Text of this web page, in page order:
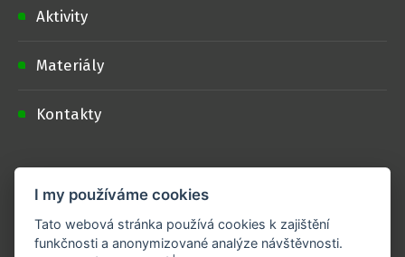
Aktivity
Materiály
Kontakty
Podporují nás
I my používáme cookies
Tato webová stránka používá cookies k zajištění
funkčnosti a anonymizované analýze návštěvnosti.